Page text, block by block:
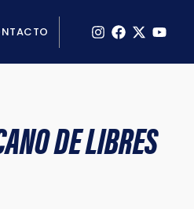
DE LIBRES